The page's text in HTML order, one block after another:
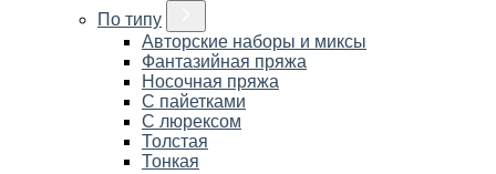
По типу
Авторские наборы и миксы
Фантазийная пряжа
Носочная пряжа
С пайетками
С люрексом
Толстая
Тонкая